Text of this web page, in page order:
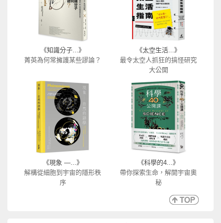
《知識分子...》
菁英為何常擁護某些謬論？
《太空生活...》
最令太空人抓狂的搞怪研究
大公開
《現象 —...》
解構從細胞到宇宙的隱形秩
序
《科學的4...》
帶你探索生命，解開宇宙奧
秘